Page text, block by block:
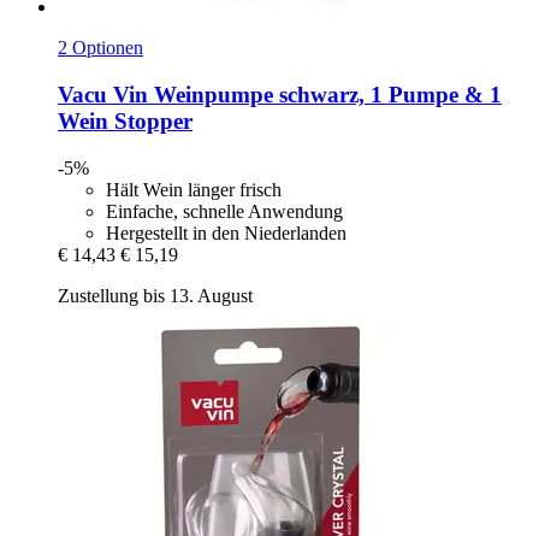
2 Optionen
Vacu Vin Weinpumpe schwarz, 1 Pumpe & 1
Wein Stopper
-5%
Hält Wein länger frisch
Einfache, schnelle Anwendung
Hergestellt in den Niederlanden
€ 14,43 € 15,19
Zustellung bis 13. August